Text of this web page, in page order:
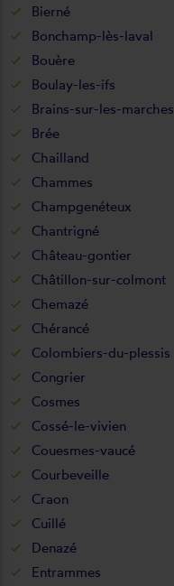
Bierné
Bonchamp-lès-laval
Bouère
Boulay-les-ifs
Brains-sur-les-marches
Brée
Chailland
Chammes
Champgenéteux
Chantrigné
Château-gontier
Châtillon-sur-colmont
Chemazé
Chérancé
Colombiers-du-plessis
Congrier
Cosmes
Cossé-le-vivien
Couesmes-vaucé
Courbeveille
Craon
Cuillé
Denazé
Entrammes